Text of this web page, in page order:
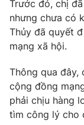
Hậu trường
Nhân vật
Giải sao mai
Điện ảnh
Âm nhạc
Sao
Đời sống
Làm đẹp
Chất lượng cuộc
Giáo dục
Tuyển sinh
Học trực tuyến
Công nghệ
Trước đó, chị
nhưng chưa có
Thủy đã quyết
mạng xã hội.
Thông qua đây,
cộng đồng
phải chịu hàng
tìm công lý cho